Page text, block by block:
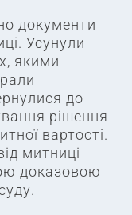
документи
Усунули
якими
до
рішення
вартості.
митниці
доказовою